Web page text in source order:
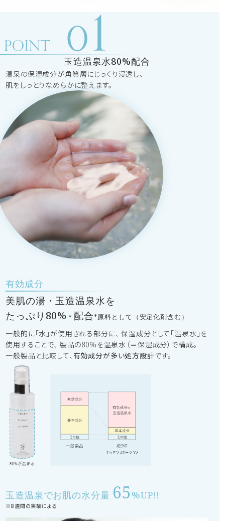
玉造温泉水80%配合
温泉の保湿成分が角質層にじっくり浸透し、
肌をしっとりなめらかに整えます。
有効成分
美肌の湯・玉造温泉水を
たっぷり80% ＊ 配合*原料として（安定化剤含む）
一般的に「水」が使用される部分に、 保湿成分として「温泉水」を
使用することで、 製品の80%を温泉水（＝保湿成分）で構成。
一般製品と比較して、有効成分が多い処方設計です。
玉造温泉でお肌の水分量 65 %UP!!
※8週間の実験による